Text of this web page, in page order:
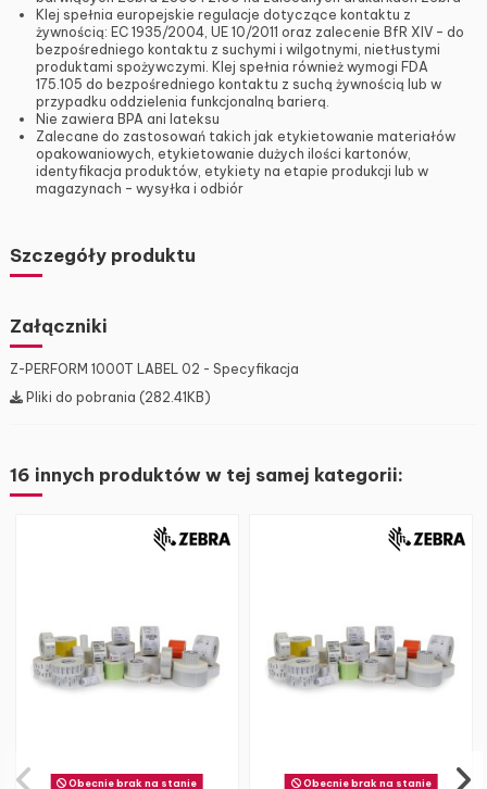
Klej spełnia europejskie regulacje dotyczące kontaktu z
żywnością: EC 1935/2004, UE 10/2011 oraz zalecenie BfR XIV – do
bezpośredniego kontaktu z suchymi i wilgotnymi, nietłustymi
produktami spożywczymi. Klej spełnia również wymogi FDA
175.105 do bezpośredniego kontaktu z suchą żywnością lub w
przypadku oddzielenia funkcjonalną barierą.
Nie zawiera BPA ani lateksu
Zalecane do zastosowań takich jak etykietowanie materiałów
opakowaniowych, etykietowanie dużych ilości kartonów,
identyfikacja produktów, etykiety na etapie produkcji lub w
magazynach – wysyłka i odbiór
Szczegóły produktu
Załączniki
Z-PERFORM 1000T LABEL 02 - Specyfikacja
Pliki do pobrania (282.41KB)
16 innych produktów w tej samej kategorii:
Obecnie brak na stanie Obecnie brak na stanie